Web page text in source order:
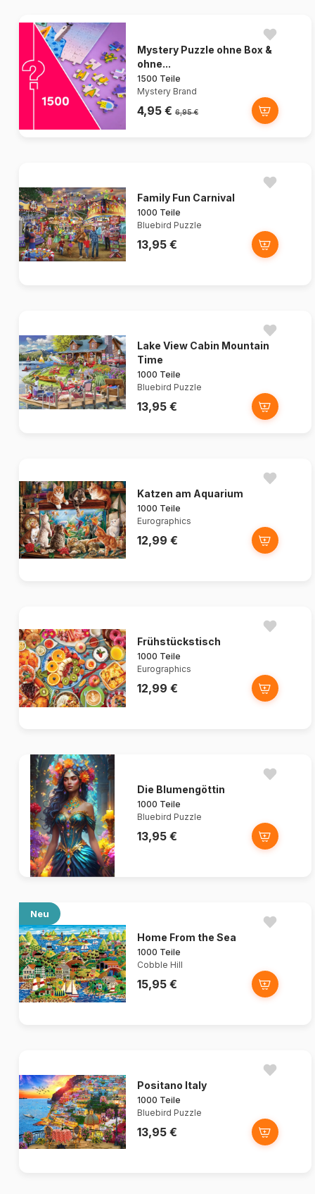
Mystery Puzzle ohne Box &
ohne...
1500 Teile
Mystery Brand
4,95 € 6,95 €
Family Fun Carnival
1000 Teile
Bluebird Puzzle
13,95 €
Lake View Cabin Mountain
Time
1000 Teile
Bluebird Puzzle
13,95 €
Katzen am Aquarium
1000 Teile
Eurographics
12,99 €
Frühstückstisch
1000 Teile
Eurographics
12,99 €
Die Blumengöttin
1000 Teile
Bluebird Puzzle
13,95 €
Neu
Home From the Sea
1000 Teile
Cobble Hill
15,95 €
Positano Italy
1000 Teile
Bluebird Puzzle
13,95 €